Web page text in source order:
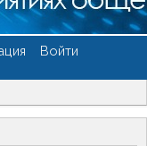
Войти